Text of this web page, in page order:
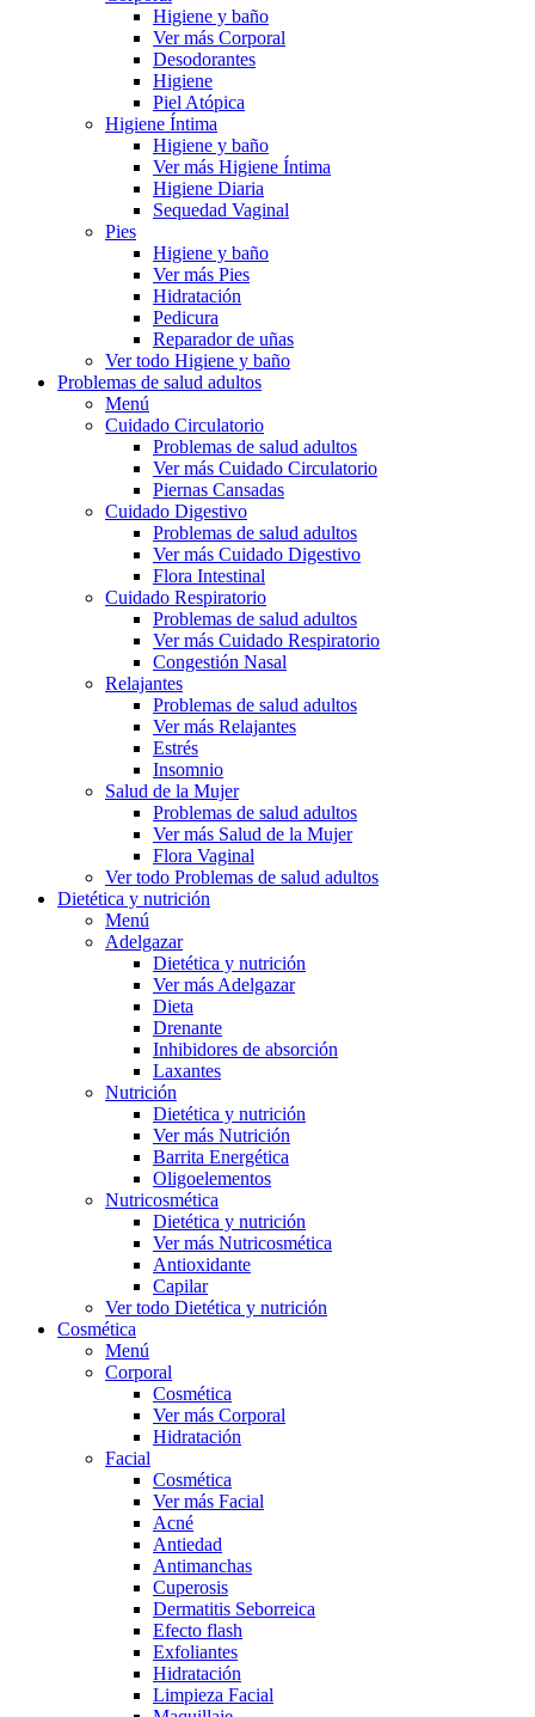
Higiene y baño
Ver más Corporal
Desodorantes
Higiene
Piel Atópica
Higiene Íntima
Higiene y baño
Ver más Higiene Íntima
Higiene Diaria
Sequedad Vaginal
Pies
Higiene y baño
Ver más Pies
Hidratación
Pedicura
Reparador de uñas
Ver todo Higiene y baño
Problemas de salud adultos
Menú
Cuidado Circulatorio
Problemas de salud adultos
Ver más Cuidado Circulatorio
Piernas Cansadas
Cuidado Digestivo
Problemas de salud adultos
Ver más Cuidado Digestivo
Flora Intestinal
Cuidado Respiratorio
Problemas de salud adultos
Ver más Cuidado Respiratorio
Congestión Nasal
Relajantes
Problemas de salud adultos
Ver más Relajantes
Estrés
Insomnio
Salud de la Mujer
Problemas de salud adultos
Ver más Salud de la Mujer
Flora Vaginal
Ver todo Problemas de salud adultos
Dietética y nutrición
Menú
Adelgazar
Dietética y nutrición
Ver más Adelgazar
Dieta
Drenante
Inhibidores de absorción
Laxantes
Nutrición
Dietética y nutrición
Ver más Nutrición
Barrita Energética
Oligoelementos
Nutricosmética
Dietética y nutrición
Ver más Nutricosmética
Antioxidante
Capilar
Ver todo Dietética y nutrición
Cosmética
Menú
Corporal
Cosmética
Ver más Corporal
Hidratación
Facial
Cosmética
Ver más Facial
Acné
Antiedad
Antimanchas
Cuperosis
Dermatitis Seborreica
Efecto flash
Exfoliantes
Hidratación
Limpieza Facial